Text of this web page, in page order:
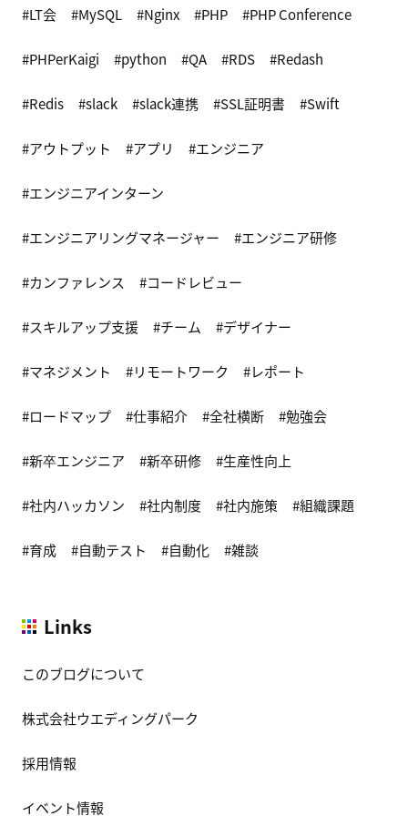
LT会 MySQL Nginx PHP PHP Conference
PHPerKaigi python QA RDS Redash
Redis slack slack連携 SSL証明書 Swift
アウトプット アプリ エンジニア
エンジニアインターン
エンジニアリングマネージャー エンジニア研修
カンファレンス コードレビュー
スキルアップ支援 チーム デザイナー
マネジメント リモートワーク レポート
ロードマップ 仕事紹介 全社横断 勉強会
新卒エンジニア 新卒研修 生産性向上
社内ハッカソン 社内制度 社内施策 組織課題
育成 自動テスト 自動化 雑談
Links
このブログについて
株式会社ウエディングパーク
採用情報
イベント情報